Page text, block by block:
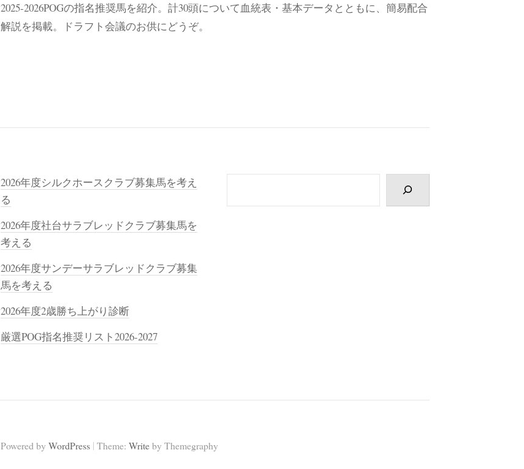
2025-2026POGの指名推奨馬を紹介。計30頭について血統表・基本データとともに、簡易配合
解説を掲載。ドラフト会議のお供にどうぞ。
2026年度シルクホースクラブ募集馬を考え
る
2026年度社台サラブレッドクラブ募集馬を
考える
2026年度サンデーサラブレッドクラブ募集
馬を考える
2026年度2歳勝ち上がり診断
厳選POG指名推奨リスト2026-2027
Powered by WordPress | Theme: Writeby Themegraphy